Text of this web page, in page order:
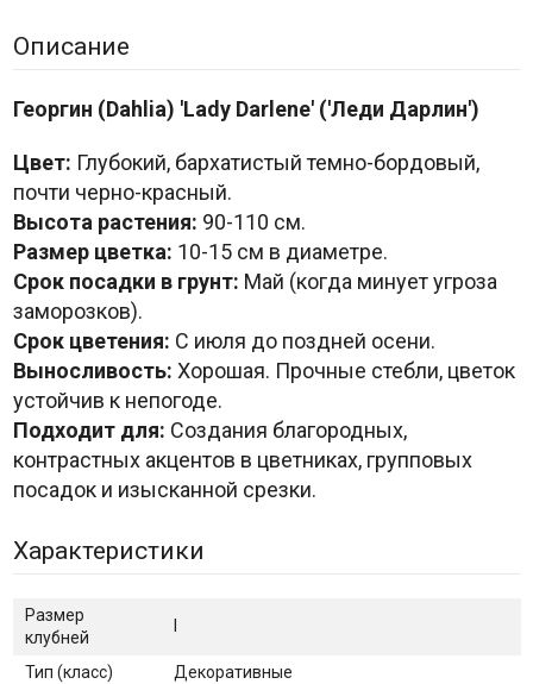
Описание
Георгин (Dahlia) 'Lady Darlene' ('Леди Дарлин')
Цвет: Глубокий, бархатистый темно-бордовый,
почти черно-красный.
Высота растения: 90-110 см.
Размер цветка: 10-15 см в диаметре.
Срок посадки в грунт: Май (когда минует угроза
заморозков).
Срок цветения: С июля до поздней осени.
Выносливость: Хорошая. Прочные стебли, цветок
устойчив к непогоде.
Подходит для: Создания благородных,
контрастных акцентов в цветниках, групповых
посадок и изысканной срезки.
Характеристики
Размер
клубней
Тип (класс)
Декоративные